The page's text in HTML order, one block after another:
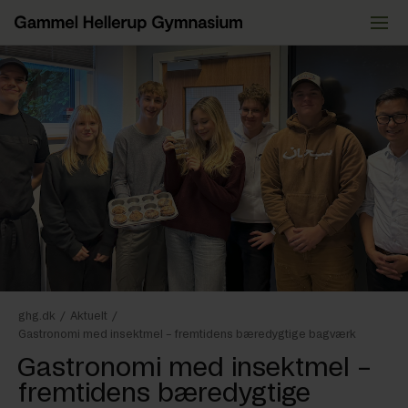
indhold
ghg.dk / Aktuelt /
Gastronomi med insektmel – fremtidens bæredygtige bagværk
Gastronomi med insektmel –
fremtidens bæredygtige